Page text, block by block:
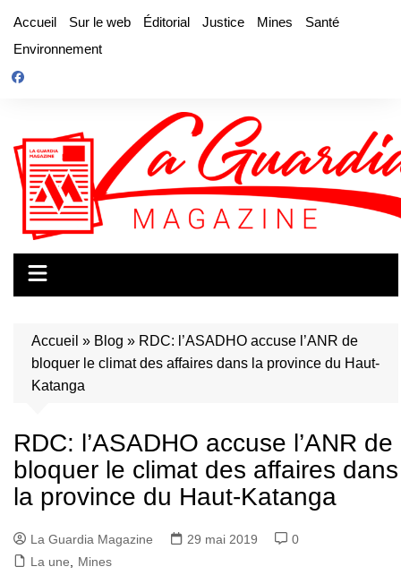
contenu
Accueil Sur le web Éditorial Justice Mines
Santé
Environnement
Accueil » Blog » RDC: l’ASADHO accuse l’ANR de
bloquer le climat des affaires dans la province du Haut-
Katanga
RDC: l’ASADHO accuse l’ANR de
bloquer le climat des affaires dans
la province du Haut-Katanga
La Guardia Magazine 29 mai 2019
0
La une
Mines